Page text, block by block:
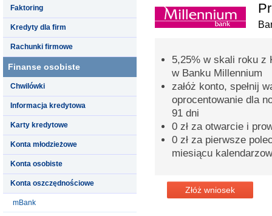
Faktoring
Kredyty dla firm
Rachunki firmowe
Finanse osobiste
Chwilówki
Informacja kredytowa
Karty kredytowe
Konta młodzieżowe
Konta osobiste
Konta oszczędnościowe
mBank
5,25% w skali roku z
w Banku Millennium
załóż konto, spełnij
oprocentowanie dla
91 dni
0 zł za otwarcie i
0 zł za pierwsze
miesiącu
Złóż wniosek